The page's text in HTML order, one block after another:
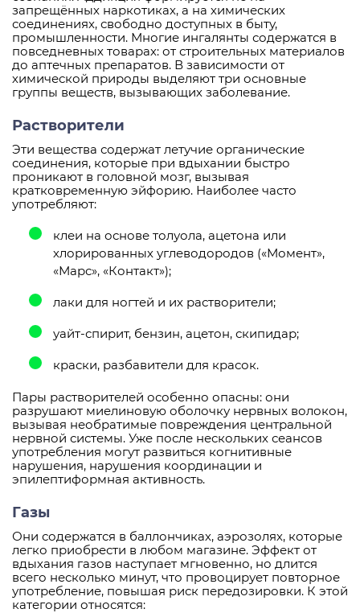
запрещённых наркотиках, а на химических
соединениях, свободно доступных в быту,
промышленности. Многие ингалянты содержатся в
повседневных товарах: от строительных материалов
до аптечных препаратов. В зависимости от
химической природы выделяют три основные
группы веществ, вызывающих заболевание.
Растворители
Эти вещества содержат летучие органические
соединения, которые при вдыхании быстро
проникают в головной мозг, вызывая
кратковременную эйфорию. Наиболее часто
употребляют:
клеи на основе толуола, ацетона или
хлорированных углеводородов («Момент»,
«Марс», «Контакт»);
лаки для ногтей и их растворители;
уайт-спирит, бензин, ацетон, скипидар;
краски, разбавители для красок.
Пары растворителей особенно опасны: они
разрушают миелиновую оболочку нервных волокон,
вызывая необратимые повреждения центральной
нервной системы. Уже после нескольких сеансов
употребления могут развиться когнитивные
нарушения, нарушения координации и
эпилептиформная активность.
Газы
Они содержатся в баллончиках, аэрозолях, которые
легко приобрести в любом магазине. Эффект от
вдыхания газов наступает мгновенно, но длится
всего несколько минут, что провоцирует повторное
употребление, повышая риск передозировки. К этой
категории относятся: